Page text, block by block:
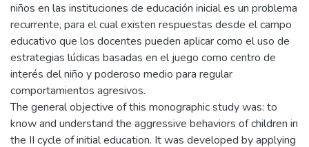
niños en las instituciones de educación inicial es un problema
recurrente, para el cual existen respuestas desde el campo
educativo que los docentes pueden aplicar como el uso de
estrategias lúdicas basadas en el juego como centro de
interés del niño y poderoso medio para regular
comportamientos agresivos.
The general objective of this monographic study was: to
know and understand the aggressive behaviors of children in
the II cycle of initial education. It was developed by applying